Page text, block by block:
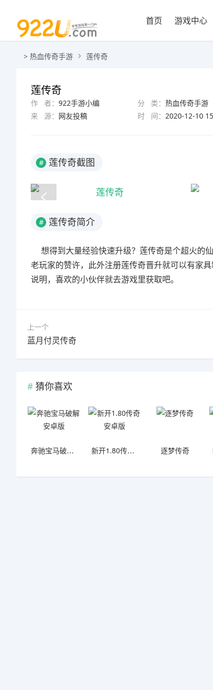
首页 游戏中心
> 热血传奇手游 莲传奇
莲传奇
作 者： 922手游小编 分 类： 热血传奇手游
来 源： 网友投稿 时 间： 2020-12-10
# 莲传奇截图
# 莲传奇简介
想得到大量经验快速升级？莲传奇是个超火的
老玩家的赞许，此外注册莲传奇晋升就可以有家
说明，喜欢的小伙伴就去游戏里获取吧。
上一个
蓝月付灵传奇
猜你喜欢
奔驰宝马破解安卓版 新开1.80传奇安卓版 逐梦传奇